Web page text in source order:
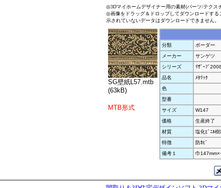
◎3Dマイホームデザイナー用の素材(パーツ/テクス
◎画像をドラッグ＆ドロップしてダウンロードす
示されていないデータはダウンロードできません。
SG壁紙L57.mtb
(63kB)
MTB形式
分類
ボーダー
メーカー
サンゲツ
シリーズ
ﾘｻﾞｰﾌﾞ
品名
ﾒﾀﾘｯｸ
色
型番
サイズ
W147
価格
生産終了
材質
塩化ﾋﾞﾆﾙ
特徴
防ｶﾋﾞ
備考１
巾